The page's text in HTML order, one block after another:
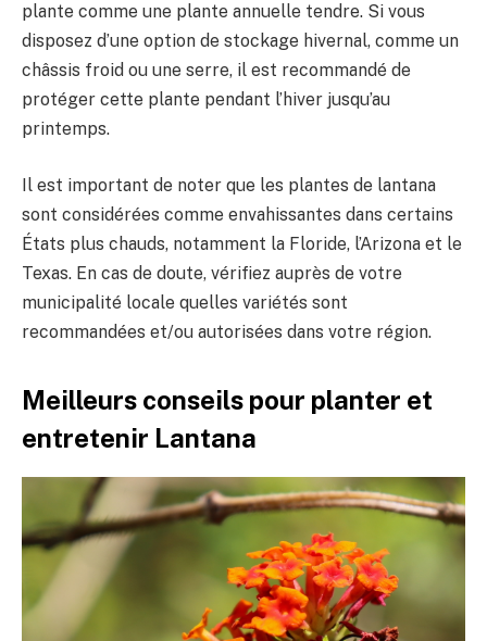
plante comme une plante annuelle tendre. Si vous
disposez d’une option de stockage hivernal, comme un
châssis froid ou une serre, il est recommandé de
protéger cette plante pendant l’hiver jusqu’au
printemps.
Il est important de noter que les plantes de lantana
sont considérées comme envahissantes dans certains
États plus chauds, notamment la Floride, l’Arizona et le
Texas. En cas de doute, vérifiez auprès de votre
municipalité locale quelles variétés sont
recommandées et/ou autorisées dans votre région.
Meilleurs conseils pour planter et
entretenir Lantana